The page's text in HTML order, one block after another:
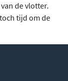
de vlotter.
tijd om de